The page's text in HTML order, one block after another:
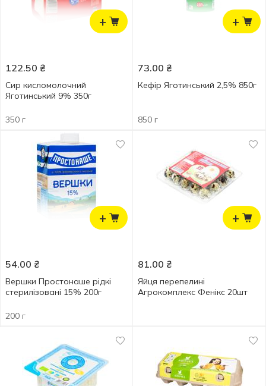
+
122.50 ₴
Сир кисломолочний
Яготинський 9% 350г
350 г
+
73.00 ₴
Кефір Яготинський 2,5% 850г
850 г
+
54.00 ₴
Вершки Простонаше рідкі
стерилізовані 15% 200г
200 г
+
81.00 ₴
Яйця перепелині
Агрокомплекс Фенікс 20шт